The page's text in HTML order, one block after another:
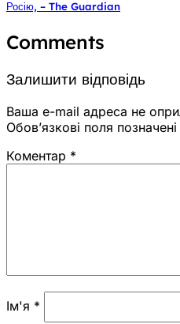
Росію, – The Guardian
Comments
Залишити відповідь
Ваша e-mail адреса не
Обов’язкові поля позначені
Коментар *
Ім'я *